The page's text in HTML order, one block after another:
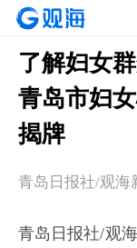
了解妇女
青岛市妇
揭牌
青岛日报社/观海
青岛日报社/观